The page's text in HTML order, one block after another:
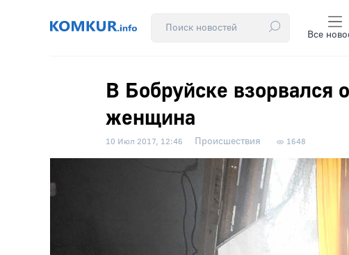
Все
В Бобруйске взорвался
женщина
10 Июл 2017, 12:46 Происшествия 1648